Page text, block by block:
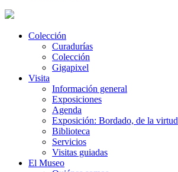
Colección
Curadurías
Colección
Gigapixel
Visita
Información general
Exposiciones
Agenda
Exposición: Bordado, de la virtud
Biblioteca
Servicios
Visitas guiadas
El Museo